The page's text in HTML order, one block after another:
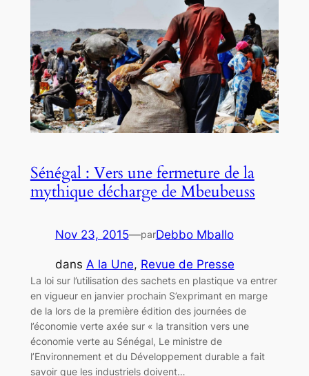
Sénégal : Vers une fermeture de la
mythique décharge de Mbeubeuss
Nov 23, 2015—parDebbo Mballo
dans A la Une, Revue de Presse
La loi sur l’utilisation des sachets en plastique va entrer
en vigueur en janvier prochain S’exprimant en marge
de la lors de la première édition des journées de
l’économie verte axée sur « la transition vers une
économie verte au Sénégal, Le ministre de
l’Environnement et du Développement durable a fait
savoir que les industriels doivent…